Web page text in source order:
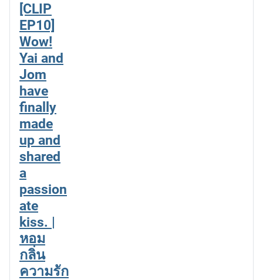
[CLIP
EP10]
Wow!
Yai and
Jom
have
finally
made
up and
shared
a
passion
ate
kiss. |
หอม
กลิ่น
ความรัก